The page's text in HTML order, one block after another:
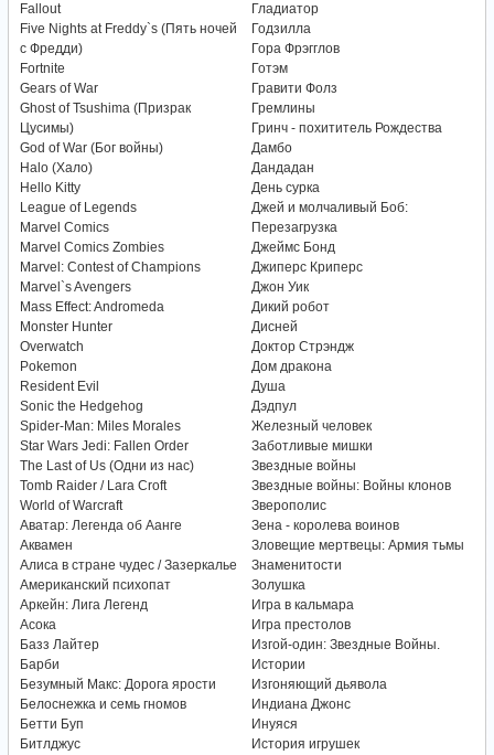
Fallout
Five Nights at Freddy`s (Пять ночей
с Фредди)
Fortnite
Gears of War
Ghost of Tsushima (Призрак
Цусимы)
God of War (Бог войны)
Halo (Хало)
Hello Kitty
League of Legends
Marvel Comics
Marvel Comics Zombies
Marvel: Contest of Champions
Marvel`s Avengers
Mass Effect: Andromeda
Monster Hunter
Overwatch
Pokemon
Resident Evil
Sonic the Hedgehog
Spider-Man: Miles Morales
Star Wars Jedi: Fallen Order
The Last of Us (Одни из нас)
Tomb Raider / Lara Croft
World of Warcraft
Аватар: Легенда об Аанге
Аквамен
Алиса в стране чудес / Зазеркалье
Американский психопат
Аркейн: Лига Легенд
Асока
Базз Лайтер
Барби
Безумный Макс: Дорога ярости
Белоснежка и семь гномов
Бетти Буп
Битлджус
Гладиатор
Годзилла
Гора Фрэгглов
Готэм
Гравити Фолз
Гремлины
Гринч - похититель Рождества
Дамбо
Дандадан
День сурка
Джей и молчаливый Боб:
Перезагрузка
Джеймс Бонд
Джиперс Криперс
Джон Уик
Дикий робот
Дисней
Доктор Стрэндж
Дом дракона
Душа
Дэдпул
Железный человек
Заботливые мишки
Звездные войны
Звездные войны: Войны клонов
Зверополис
Зена - королева воинов
Зловещие мертвецы: Армия тьмы
Знаменитости
Золушка
Игра в кальмара
Игра престолов
Изгой-один: Звездные Войны.
Истории
Изгоняющий дьявола
Индиана Джонс
Инуяся
История игрушек